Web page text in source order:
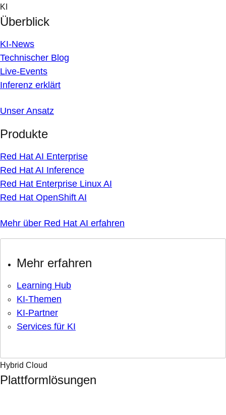
Skip
to
content
KI
Überblick
KI-News
Technischer Blog
Live-Events
Inferenz erklärt
Unser Ansatz
Produkte
Red Hat AI Enterprise
Red Hat AI Inference
Red Hat Enterprise Linux AI
Red Hat OpenShift AI
Mehr über Red Hat AI erfahren
Mehr erfahren
Learning Hub
KI-Themen
KI-Partner
Services für KI
Hybrid Cloud
Plattformlösungen